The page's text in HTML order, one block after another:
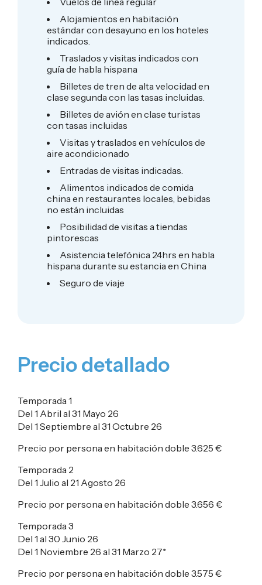
Alojamientos en habitación
estándar con desayuno en los hoteles
indicados.
Traslados y visitas indicados con
guía de habla hispana
Billetes de tren de alta velocidad en
clase segunda con las tasas incluidas.
Billetes de avión en clase turistas
con tasas incluidas
Visitas y traslados en vehículos de
aire acondicionado
Entradas de visitas indicadas.
Alimentos indicados de comida
china en restaurantes locales, bebidas
no están incluidas
Posibilidad de visitas a tiendas
pintorescas
Asistencia telefónica 24hrs en habla
hispana durante su estancia en China
Seguro de viaje
Precio detallado
Temporada 1
Del 1 Abril al 31 Mayo 26
Del 1 Septiembre al 31 Octubre 26
Precio por persona en habitación doble 3.625 €
Temporada 2
Del 1 Julio al 21 Agosto 26
Precio por persona en habitación doble 3.656 €
Temporada 3
Del 1 al 30 Junio 26
Del 1 Noviembre 26 al 31 Marzo 27*
Precio por persona en habitación doble 3.575 €